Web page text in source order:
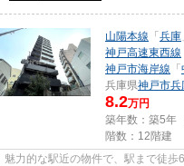
山陽本線 「 兵庫
神戸高速東西線
神戸市海岸線 「
兵庫県神戸市兵
8.2万円
築年数：築5年
階数：12階建
魅力的な駅近の物件で、駅まで徒